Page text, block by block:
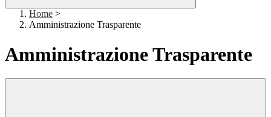
Home >
Amministrazione Trasparente
Amministrazione Trasparente